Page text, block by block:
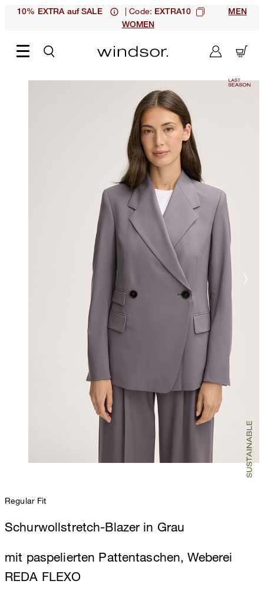
10% EXTRA auf SALE | Code: EXTRA10
MEN
WOMEN
Regular Fit
Schurwollstretch-Blazer in Grau
mit paspelierten Pattentaschen, Weberei
REDA FLEXO